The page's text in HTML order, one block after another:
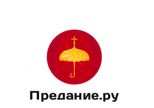
Предание.ру